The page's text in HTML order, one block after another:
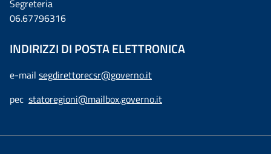
Segreteria
06.67796316
INDIRIZZI DI POSTA ELETTRONICA
e-mail segdirettorecsr@governo.it
pec statoregioni@mailbox.governo.it